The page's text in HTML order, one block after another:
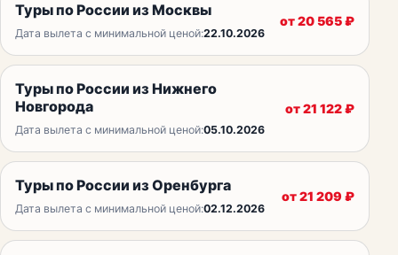
Туры по России из Москвы
Дата вылета с минимальной ценой:22.10.2026
от20 565₽
Туры по России из Нижнего
Новгорода
Дата вылета с минимальной ценой:05.10.2026
от21 122₽
Туры по России из Оренбурга
Дата вылета с минимальной ценой:02.12.2026
от21 209 ₽